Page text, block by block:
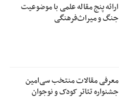
ارائه پنج مقاله علمی با موضوعیت
جنگ و میراث‌فرهنگی
معرفی مقالات منتخب سی‌امین
جشنواره تئاتر کودک و نوجوان